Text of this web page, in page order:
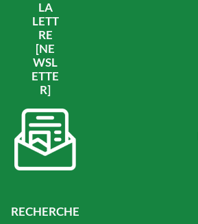
LA
LETT
RE
[NE
WSL
ETTE
R]
RECHERCHE